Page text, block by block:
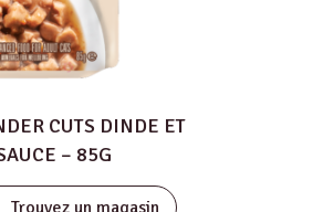
CUTS DINDE ET
– 85G
Trouvez un magasin